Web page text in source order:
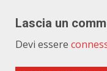
Lascia un
Devi essere